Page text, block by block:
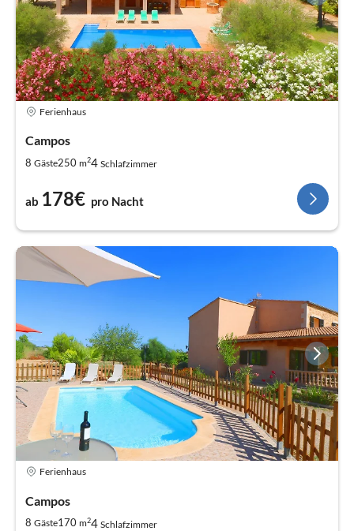
Ferienhaus
Campos
8 Gäste250 m24 Schlafzimmer
ab 178€ pro Nacht
Ferienhaus
Campos
8 Gäste170 m24 Schlafzimmer